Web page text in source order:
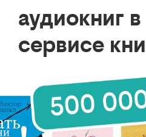
аудиокниг в
сервисе